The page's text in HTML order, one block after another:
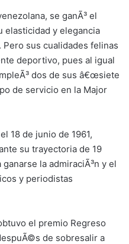
se ganÃ³ el
elasticidad y elegancia
sus cualidades felinas
deportivo, pues al igual
dos de sus â€œsiete
de servicio en la Major
18 de junio de 1961,
su trayectoria de 19
la admiraciÃ³n y el
y periodistas
el premio Regreso
de sobresalir a